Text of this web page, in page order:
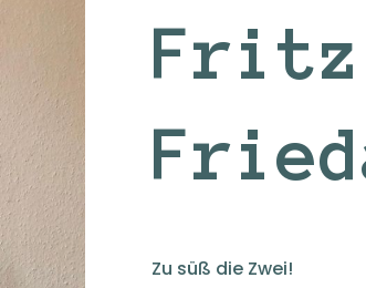
Zu süß die Zwei!